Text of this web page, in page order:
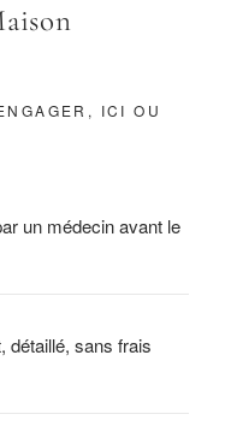
ICI OU
un médecin avant le
détaillé, sans frais